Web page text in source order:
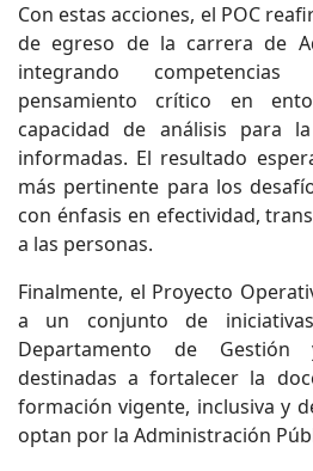
Con estas acciones, el POC
de egreso de la carrera de
integrando competencias
pensamiento crítico en
capacidad de análisis para
informadas. El resultado
más pertinente para los
con énfasis en efectividad,
a las personas.
Finalmente, el Proyecto
a un conjunto de
Departamento de Gestión
destinadas a fortalecer la
formación vigente, inclusiva y
optan por la Administración